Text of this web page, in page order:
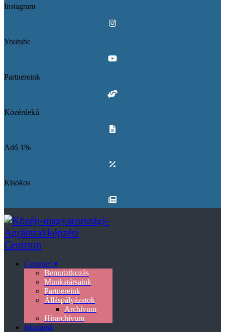
Instagram
Youtube
Partnereink
Közérdekű
Adó 1%
Kisokos
Centrum ▾
Bemutatkozás
Munkatársaink
Partnereink
Álláspályázatok
Archívum
Hírarchívum
Iskoláink